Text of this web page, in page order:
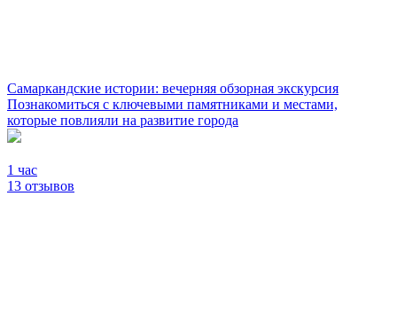
Самаркандские истории: вечерняя обзорная экскурсия
Познакомиться с ключевыми памятниками и местами,
которые повлияли на развитие города
1 час
13 отзывов